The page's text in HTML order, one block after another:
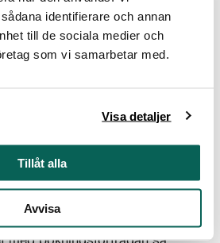
identifierare och annan
till de sociala medier och
som vi samarbetar med.
Visa detaljer
Tillåt alla
Avvisa
språk än svenska tillkommer
eller via Swish i museets kassa i
med bokningsförfrågan så